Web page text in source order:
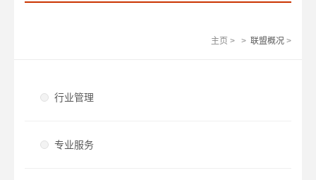
主页 > > 联盟概况 >
行业管理
专业服务